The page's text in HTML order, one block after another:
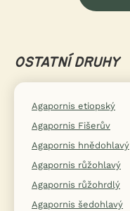
OSTATNÍ DRUHY
Agapornis etiopský
Agapornis Fišerův
Agapornis hnědohlavý
Agapornis růžohlavý
Agapornis růžohrdlý
Agapornis šedohlavý